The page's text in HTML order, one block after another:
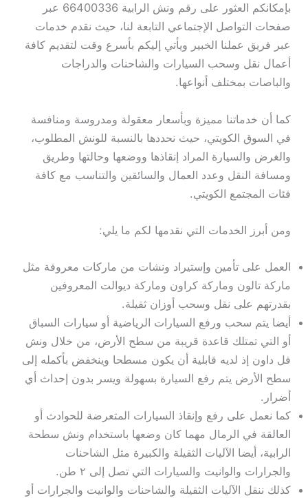
بإمكانكم العثور على رقم ونش الرابية 66400336 عبر
صفحات التواصل الإجتماعي التابعة لنا، حيث نقدم خدمات
عبر فريق عملنا الخبير ويأتي إليكم بأسرع وقت لتقديم كافة
أعمال نقل وسحب السيارات والشاحنات والدراجات
والباصات بمختلف أنواعها.
كما أن خدماتنا مميزة وبأسعار معقولة ومدروسة ومنافسة
في السوق الكويتي، حيث نحددها بالنسبة للونش المطلوب،
والغرض والسيارة المراد إنقاذها ووضعها وحالتها وطريق
ومسافة النقل وعدد العمال والسائقين والتناسب مع كافة
فئات المجتمع الكويتي.
ومن أبرز الخدمات التي نقدمها لكم ما يلي:
العمل على تأمين وإستيراد ونشات من ماركات معروفة مثل
ماركة تالون وماركة كراون وماركة ديوالت المعروفين
بقدرتهم على نقل وسحب أوزان ثقيلة.
أيضا يتم سحب ورفع السيارات الرياضية أو سيارات السباق
أو التي تمتلك قاعدة قريبة من سطح الأرض، من خلال ونش
فل داون إذ لديه قابلية أن يكون مسطحا وينخفض بأكمله إلى
سطح الأرض يتم رفع السيارة بسهولة ويسر بدون إحداث أي
أضرار.
كما نعمل على رفع وإنقاذ السيارات المتعرضة للحوادث أو
العالقة في الرمال مهما كان وضعها باستخدام ونش سطحة
الرابية، أيضا الآليات الثقيلة والكبيرة مثل الشاحنات
والجرارات والوانيت والسيارات التي تصل إلى ٢ طن.
كذلك ننقل الآليات الثقيلة والشاحنات والوانيت والجرارات أو